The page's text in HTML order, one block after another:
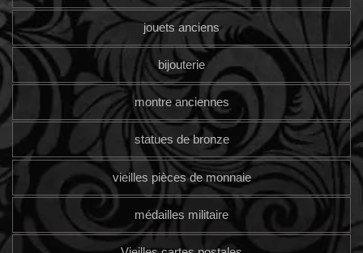
jouets anciens
bijouterie
montre anciennes
statues de bronze
vieilles pièces de monnaie
médailles militaire